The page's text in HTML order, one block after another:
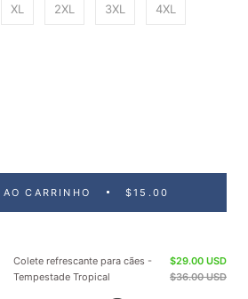
XL 2XL 3XL 4XL
CARRINHO $15.00
Colete refrescante para cães -
Tempestade Tropical
$29.00 USD
$36.00 USD